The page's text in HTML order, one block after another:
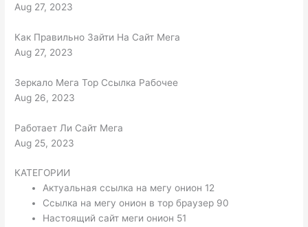
Aug 27, 2023
Как Правильно Зайти На Сайт Мега
Aug 27, 2023
Зеркало Мега Тор Ссылка Рабочее
Aug 26, 2023
Работает Ли Сайт Мега
Aug 25, 2023
КАТЕГОРИИ
Актуальная ссылка на мегу онион 12
Ссылка на мегу онион в тор браузер 90
Настоящий сайт меги онион 51